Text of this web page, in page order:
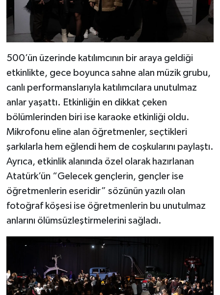
500’ün üzerinde katılımcının bir araya geldiği
etkinlikte, gece boyunca sahne alan müzik grubu,
canlı performanslarıyla katılımcılara unutulmaz
anlar yaşattı. Etkinliğin en dikkat çeken
bölümlerinden biri ise karaoke etkinliği oldu.
Mikrofonu eline alan öğretmenler, seçtikleri
şarkılarla hem eğlendi hem de coşkularını paylaştı.
Ayrıca, etkinlik alanında özel olarak hazırlanan
Atatürk’ün “Gelecek gençlerin, gençler ise
öğretmenlerin eseridir” sözünün yazılı olan
fotoğraf köşesi ise öğretmenlerin bu unutulmaz
anlarını ölümsüzleştirmelerini sağladı.